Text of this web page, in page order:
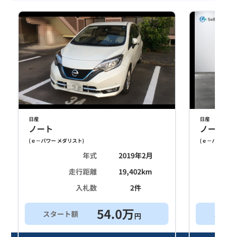
日産
ノート
( ｅ－パワー メダリスト)
年式
2019年2月
走行距離
19,402km
入札数
2件
スタート額 54.0万円
日産
ノート
( ｅ－パワ
ス